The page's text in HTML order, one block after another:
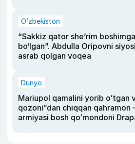
O‘zbekiston
“Sakkiz qator she’rim
bo‘lgan”. Abdulla Oripovni
asrab qolgan voqea
Dunyo
Mariupol qamalini yorib oʻtgan
qozoni”dan chiqqan qahramon
armiyasi bosh qoʻmondoni